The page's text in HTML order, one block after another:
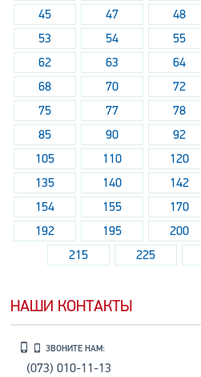
45 47 48
53
54 55
62
63 64
68
70 72
75
77 78
85
90 92
105
110 120
135
140 142
154
155 170
192
195 200
215
225
НАШИ КОНТАКТЫ
ЗВОНИТЕ НАМ:
(073) 010-11-13